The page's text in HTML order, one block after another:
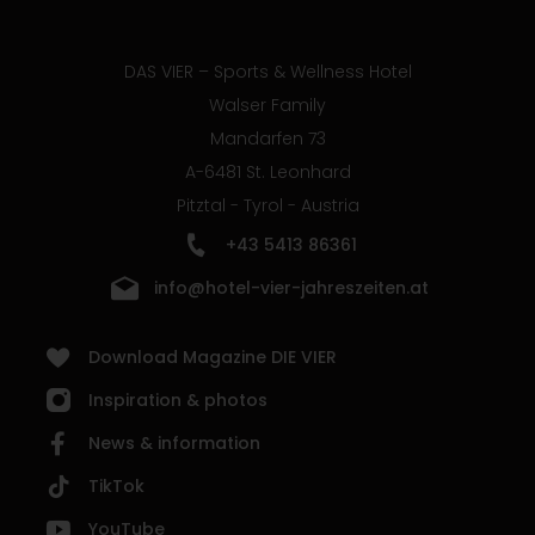
DAS VIER – Sports & Wellness Hotel
Walser Family
Mandarfen 73
A-6481 St. Leonhard
Pitztal - Tyrol - Austria
+43 5413 86361
info@hotel-vier-jahreszeiten.at
Download Magazine DIE VIER
Inspiration & photos
News & information
TikTok
YouTube